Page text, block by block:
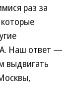
раз за
Наш ответ —
выдвигать